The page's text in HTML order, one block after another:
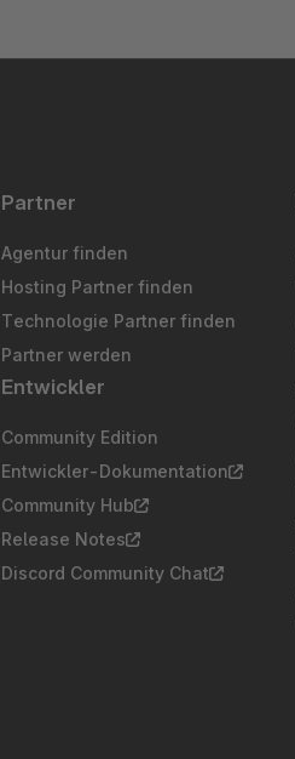
Partner
Agentur finden
Hosting Partner finden
Technologie Partner finden
Partner werden
Entwickler
Community Edition
Entwickler-Dokumentation
Community Hub
Release Notes
Discord Community Chat